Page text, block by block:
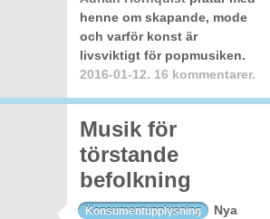
henne om skapande, mode
och varför konst är
livsviktigt för popmusiken.
2016-01-12. 16 kommentarer.
Musik för
törstande
befolkning
Konsumentupplysning
Nya